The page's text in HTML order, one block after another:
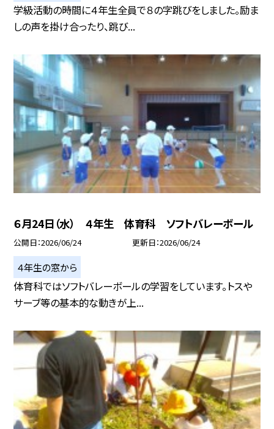
学級活動の時間に４年生全員で８の字跳びをしました。励ま
しの声を掛け合ったり、跳び...
６月24日（水） ４年生 体育科 ソフトバレーボール
公開日 2026/06/24 更新日 2026/06/24
４年生の窓から
体育科ではソフトバレーボールの学習をしています。トスや
サーブ等の基本的な動きが上...